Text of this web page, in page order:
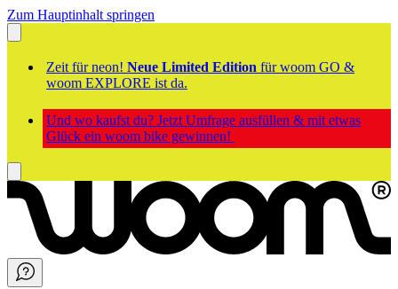
Zum Hauptinhalt springen
Zeit für neon! Neue Limited Edition für woom GO &
woom EXPLORE ist da.
Und wo kaufst du? Jetzt Umfrage ausfüllen & mit etwas
Glück ein woom bike gewinnen!